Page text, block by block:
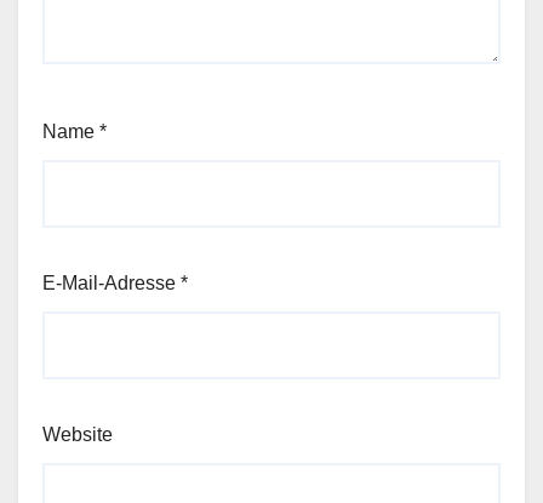
Name *
E-Mail-Adresse *
Website